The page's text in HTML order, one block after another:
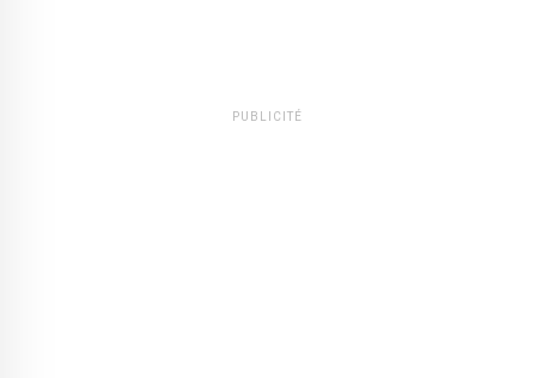
PUBLICITÉ